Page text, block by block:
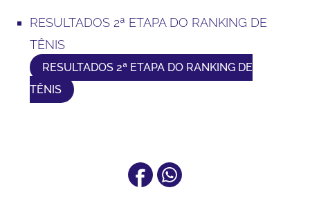
RESULTADOS 2ª ETAPA DO RANKING DE
TÊNIS
RESULTADOS 2ª ETAPA DO RANKING DE
TÊNIS